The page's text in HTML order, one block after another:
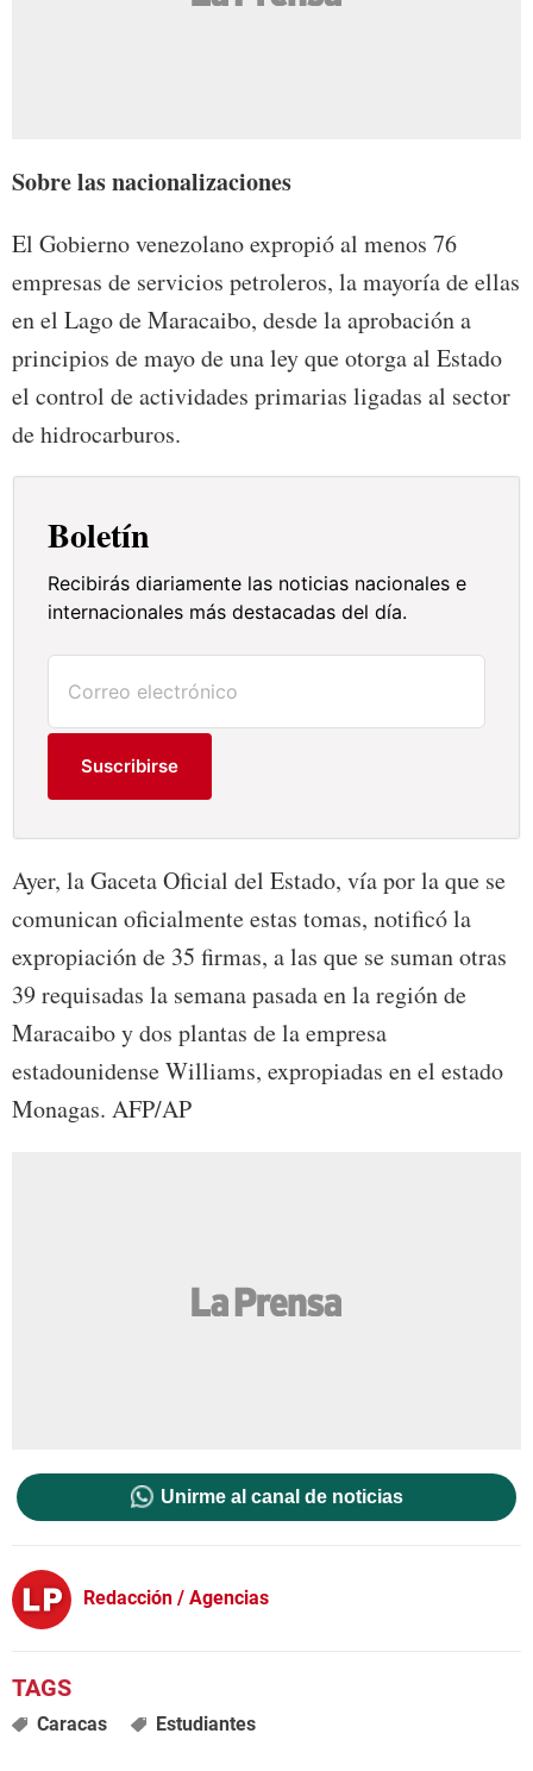
Sobre las nacionalizaciones
El Gobierno venezolano expropió al menos 76
empresas de servicios petroleros, la mayoría de ellas
en el Lago de Maracaibo, desde la aprobación a
principios de mayo de una ley que otorga al Estado
el control de actividades primarias ligadas al sector
de hidrocarburos.
Boletín
Recibirás diariamente las noticias nacionales e
internacionales más destacadas del día.
Suscribirse
Ayer, la Gaceta Oficial del Estado, vía por la que se
comunican oficialmente estas tomas, notificó la
expropiación de 35 firmas, a las que se suman otras
39 requisadas la semana pasada en la región de
Maracaibo y dos plantas de la empresa
estadounidense Williams, expropiadas en el estado
Monagas. AFP/AP
Unirme al canal de noticias
Redacción / Agencias
Caracas Estudiantes